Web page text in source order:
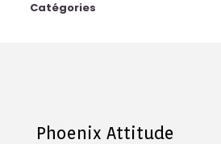
Catégories
Phoenix Attitude